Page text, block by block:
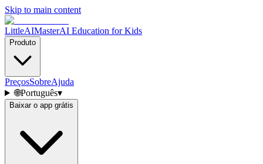
Skip to main content
LittleAIMasterAI Education for Kids
Produto
PreçosSobreAjuda
🌐Português▾
Baixar o app grátis